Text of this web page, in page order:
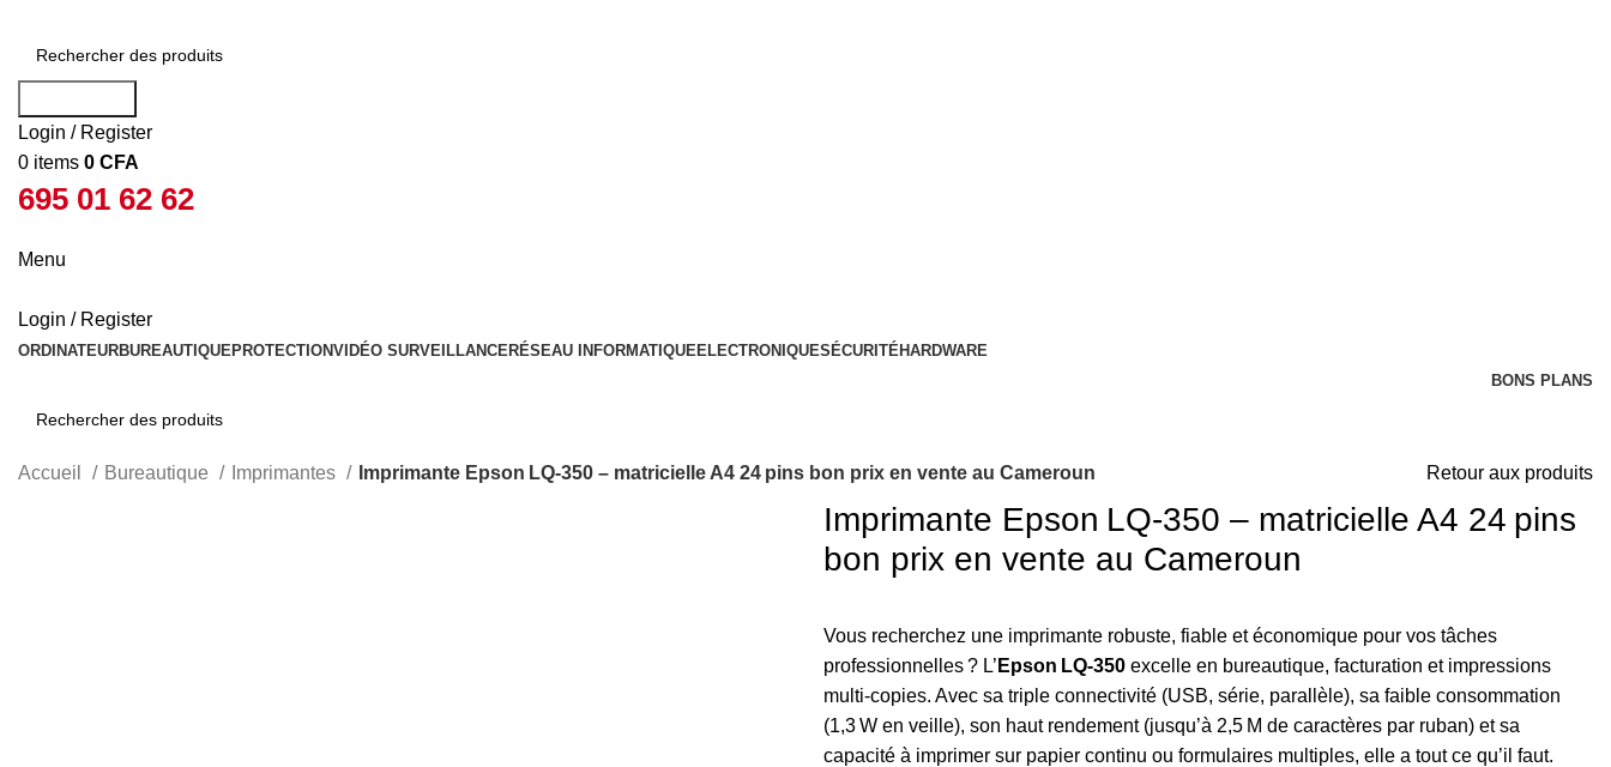
Login / Register
0 items 0 CFA
695 01 62 62
Menu
Login / Register
ORDINATEURBUREAUTIQUEPROTECTIONVIDÉO SURVEILLANCERÉSEAU INFORMATIQUEELECTRONIQUESÉCURITÉHARDWARE
BONS PLANS
Rechercher
Accueil Bureautique Imprimantes Imprimante Epson LQ‑350 – matricielle A4 24 pins bon prix en vente au Cameroun Retour aux produits
Imprimante Epson LQ‑350 – matricielle A4 24 pins
bon prix en vente au Cameroun
Vous recherchez une imprimante robuste, fiable et économique pour vos tâches
professionnelles ? L’ Epson LQ-350excelle en bureautique, facturation et impressions
multi‑copies. Avec sa triple connectivité (USB, série, parallèle), sa faible consommation
(1,3 W en veille), son haut rendement (jusqu’à 2,5 M de caractères par ruban) et sa
capacité à imprimer sur papier continu ou formulaires multiples, elle a tout ce qu’il faut.